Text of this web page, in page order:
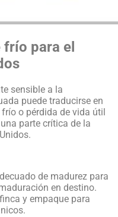
para el
sensible a la
puede traducirse en
o pérdida de vida útil
parte crítica de la
de madurez para
en destino.
y empaque para